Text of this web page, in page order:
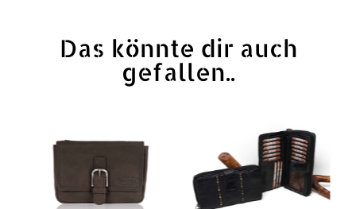
Das könnte dir auch
gefallen..